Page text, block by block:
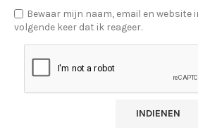
Bewaar mijn naam, email en website
volgende keer dat ik reageer.